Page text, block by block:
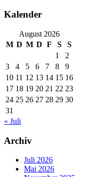
Kalender
August 2026
M D M D F S
S
1
2
3
4 5 6 7 8
9
10 11 12 13 14 15 16
17 18 19 20 21 22 23
24 25 26 27 28 29 30
31
« Juli
Archiv
Juli 2026
Mai 2026